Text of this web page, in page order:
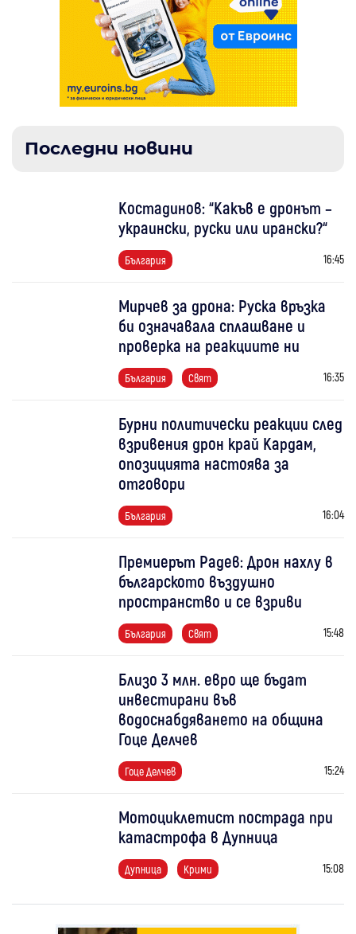
Последни новини
Костадинов: “Какъв е дронът –
украински, руски или ирански?“
България 16:45
Мирчев за дрона: Руска връзка
би означавала сплашване и
проверка на реакциите ни
България Свят 16:35
Бурни политически реакции след
взривения дрон край Кардам,
опозицията настоява за
отговори
България 16:04
Премиерът Радев: Дрон нахлу в
българското въздушно
пространство и се взриви
България Свят 15:48
Близо 3 млн. евро ще бъдат
инвестирани във
водоснабдяването на община
Гоце Делчев
Гоце Делчев 15:24
Мотоциклетист пострада при
катастрофа в Дупница
Дупница Крими 15:08